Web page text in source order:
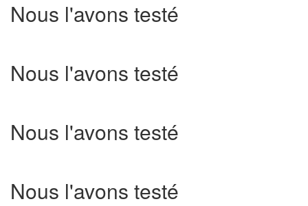
Nous l'avons testé
Nous l'avons testé
Nous l'avons testé
Nous l'avons testé